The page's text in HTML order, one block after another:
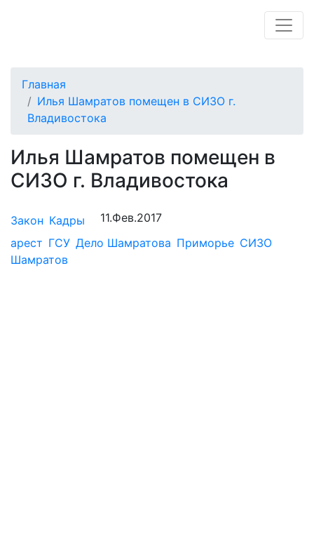
Главная
Илья Шамратов помещен в СИЗО г.
Владивостока
Илья Шамратов помещен в
СИЗО г. Владивостока
Закон Кадры
11.Фев.2017
арест ГСУ Дело Шамратова Приморье СИЗО
Шамратов